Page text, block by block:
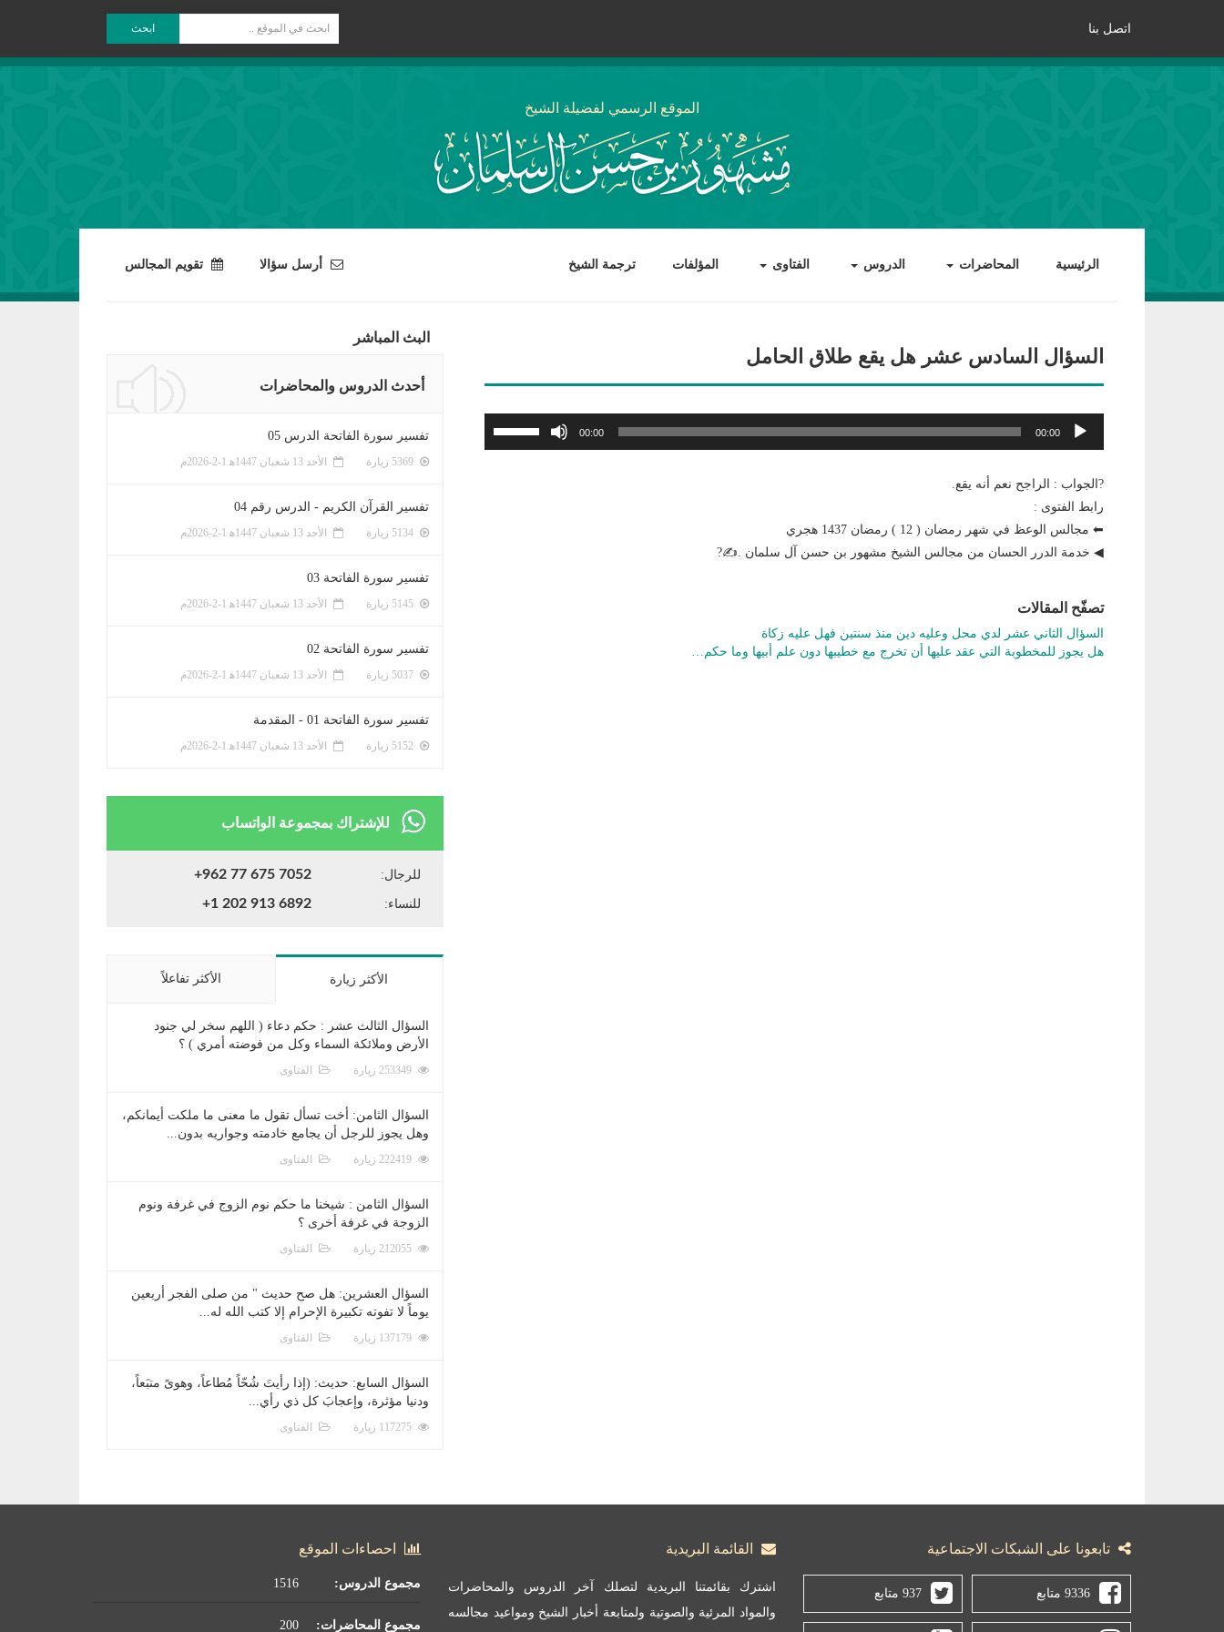
اتصل بنا ابحث
الموقع الرسمي لفضيلة الشيخ
الرئيسية المحاضرات الدروس الفتاوى المؤلفات ترجمة الشيخ أرسل سؤالا تقويم المجالس
السؤال السادس عشر هل يقع طلاق الحامل
مشغل
الصوت
00:00
00:00
?الجواب : الراجح نعم أنه يقع.
رابط الفتوى :
⬅ مجالس الوعظ في شهر رمضان ( 12 ) رمضان 1437 هجري
◀ خدمة الدرر الحسان من مجالس الشيخ مشهور بن حسن آل سلمان .✍?
تصفّح المقالات
السؤال الثاني عشر لدي محل وعليه دين منذ سنتين فهل عليه زكاة
هل يجوز للمخطوبة التي عقد عليها أن تخرج مع خطيبها دون علم أبيها وما حكم…
البث المباشر
أحدث الدروس والمحاضرات
تفسير سورة الفاتحة الدرس 05
الأحد 13 شعبان 1447ﻫ 1-2-2026م
تفسير القرآن الكريم - الدرس رقم 04
الأحد 13 شعبان 1447ﻫ 1-2-2026م
تفسير سورة الفاتحة 03
الأحد 13 شعبان 1447ﻫ 1-2-2026م
تفسير سورة الفاتحة 02
الأحد 13 شعبان 1447ﻫ 1-2-2026م
تفسير سورة الفاتحة 01 - المقدمة
الأحد 13 شعبان 1447ﻫ 1-2-2026م
للإشتراك بمجموعة الواتساب
للرجال: +962 77 675 7052
للنساء: +1 202 913 6892
الأكثر زيارة الأكثر تفاعلاً
السؤال الثالث عشر : حكم دعاء ( اللهم سخر لي جنود
الأرض وملائكة السماء وكل من فوضته أمري ) ؟
الفتاوى
السؤال الثامن: أخت تسأل تقول ما معنى ما ملكت أيمانكم،
وهل يجوز للرجل أن يجامع خادمته وجواريه بدون...
الفتاوى
السؤال الثامن : شيخنا ما حكم نوم الزوج في غرفة ونوم
الزوجة في غرفة أخرى ؟
الفتاوى
السؤال العشرين: هل صح حديث " من صلى الفجر أربعين
يوماً لا تفوته تكبيرة الإحرام إلا كتب الله له...
الفتاوى
السؤال السابع: حديث: (إذا رأيتَ شُحّاً مُطاعاً، وهوىً متبَعاً،
ودنيا مؤثرة، وإعجابَ كل ذي رأي...
الفتاوى
تابعونا على الشبكات الاجتماعية
9336 متابع 937 متابع
القائمة البريدية
اشترك بقائمتنا البريدية لتصلك آخر الدروس والمحاضرات
والمواد المرئية والصوتية ولمتابعة أخبار الشيخ ومواعيد مجالسه
احصاءات الموقع
مجموع الدروس:
مجموع المحاضرات: